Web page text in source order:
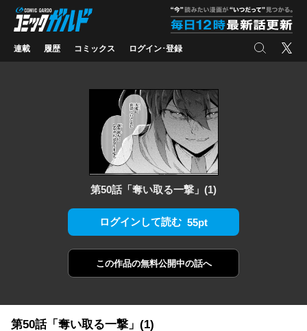
コミックガルド
連載 履歴 コミックス ログイン･登録 検索 X
第50話「奪い取る一撃」(1)
ログインして読む 55pt
この作品の無料公開中の話へ
第50話「奪い取る一撃」(1)